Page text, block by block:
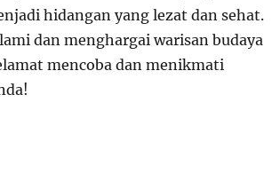
hidangan yang lezat dan sehat.
dan menghargai warisan budaya
mencoba dan menikmati